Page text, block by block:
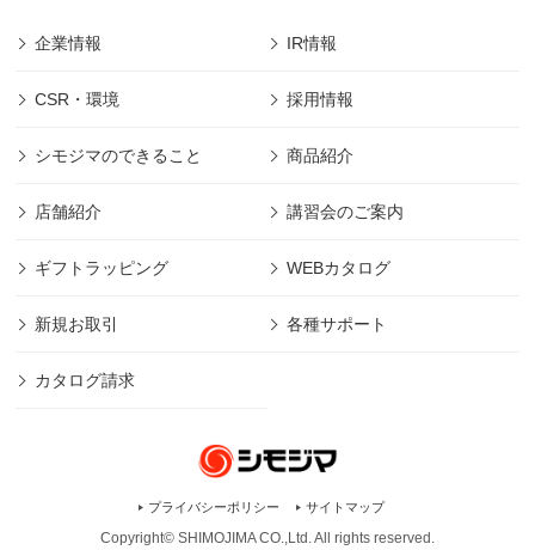
企業情報 IR情報
CSR・環境 採用情報
シモジマのできること 商品紹介
店舗紹介 講習会のご案内
ギフトラッピング WEBカタログ
新規お取引 各種サポート
カタログ請求
プライバシーポリシー サイトマップ
Copyright© SHIMOJIMA CO.,Ltd. All rights reserved.